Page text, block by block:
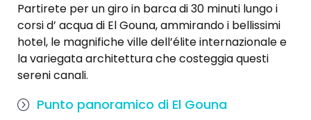
Partirete per un giro in barca di 30 minuti lungo i
corsi d’ acqua di El Gouna, ammirando i bellissimi
hotel, le magnifiche ville dell’élite internazionale e
la variegata architettura che costeggia questi
sereni canali.
Punto panoramico di El Gouna